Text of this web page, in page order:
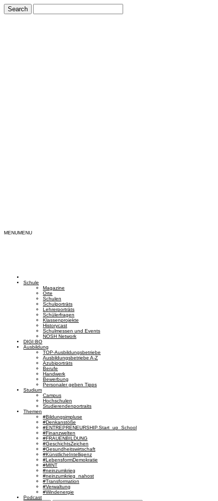
MENUMENU
Schule
Magazine
Orte
Schulen
Schulporträts
Lehrerporträts
Schülerfragen
Klassenprojekte
Historycast
Schulmessen und Events
NOSH Network
DIGI:BO
Ausbildung
TOP-Ausbildungsbetriebe
Ausbildungsbetriebe A-Z
Azubiporträts
Berufe
Handwerk
Bewerbung
Personaler geben Tipps
Studium
Campus
Hochschulen
Studierendenportraits
Themen
#Bildungsimpluse
#Denkanstöße
#ENTREPRENEURSHIP.Start_up_School
#Finanzwelten
#FRAUENBILDUNG
#GeschichtsZeichen
#Gesundheitswirtschaft
#KünstlicheIntelligenz
#LebensformDemokratie
#MINT
#neinzumkrieg
#neinzumkrieg_nahost
#Transformation
#Verwaltung
#Windenergie
Podcast